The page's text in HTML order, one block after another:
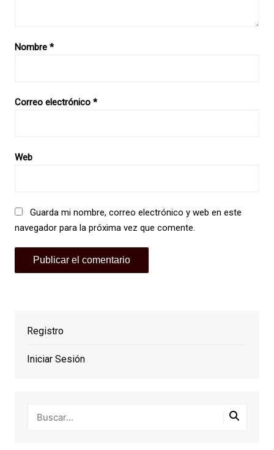
Nombre *
Correo electrónico *
Web
Guarda mi nombre, correo electrónico y web en este
navegador para la próxima vez que comente.
Registro
Iniciar Sesión